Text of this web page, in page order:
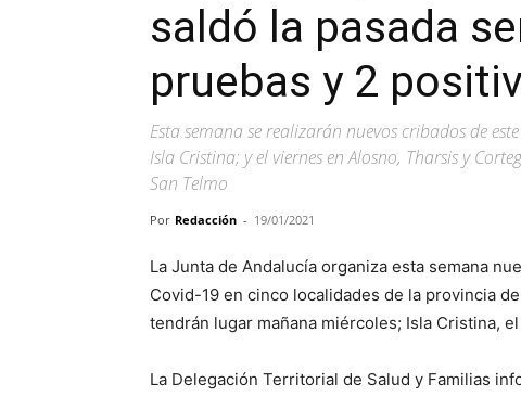
saldó la pasada
pruebas y 2
Esta semana se realizarán nuevos cribados de
Isla Cristina; y el viernes en Alosno, Tharsis y
San Telmo
Por Redacción - 19/01/2021
La Junta de Andalucía organiza esta semana
Covid-19 en cinco localidades de la provincia
tendrán lugar mañana miércoles; Isla Cristina,
La Delegación Territorial de Salud y Familias